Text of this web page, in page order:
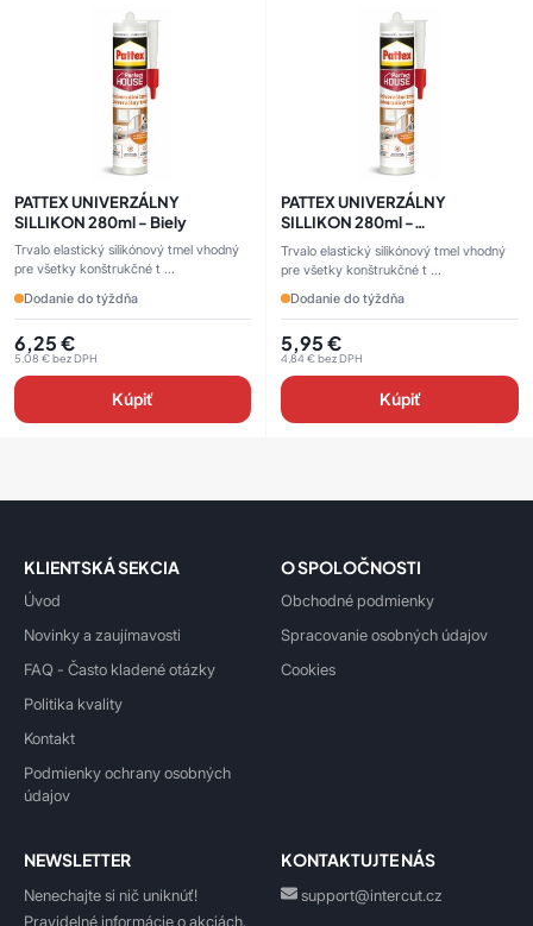
PATTEX UNIVERZÁLNY
SILLIKON 280ml - Biely
Trvalo elastický silikónový tmel vhodný
pre všetky konštrukčné t ...
Dodanie do týždňa
6,25€
5,08 €bez DPH
Kúpiť
PATTEX UNIVERZÁLNY
SILLIKON 280ml -
Transparentný
Trvalo elastický silikónový tmel vhodný
pre všetky konštrukčné t ...
Dodanie do týždňa
5,95€
4,84 €bez DPH
Kúpiť
KLIENTSKÁ SEKCIA
Úvod
Novinky a zaujímavosti
FAQ - Často kladené otázky
Politika kvality
Kontakt
Podmienky ochrany osobných
údajov
O SPOLOČNOSTI
Obchodné podmienky
Spracovanie osobných údajov
Cookies
NEWSLETTER
Nenechajte si nič uniknúť!
Pravidelné informácie o akciách,
KONTAKTUJTE NÁS
support@intercut.cz